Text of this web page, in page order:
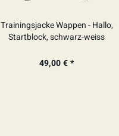
Trainingsjacke Wappen - Hallo,
Startblock, schwarz-weiss
49,00 € *